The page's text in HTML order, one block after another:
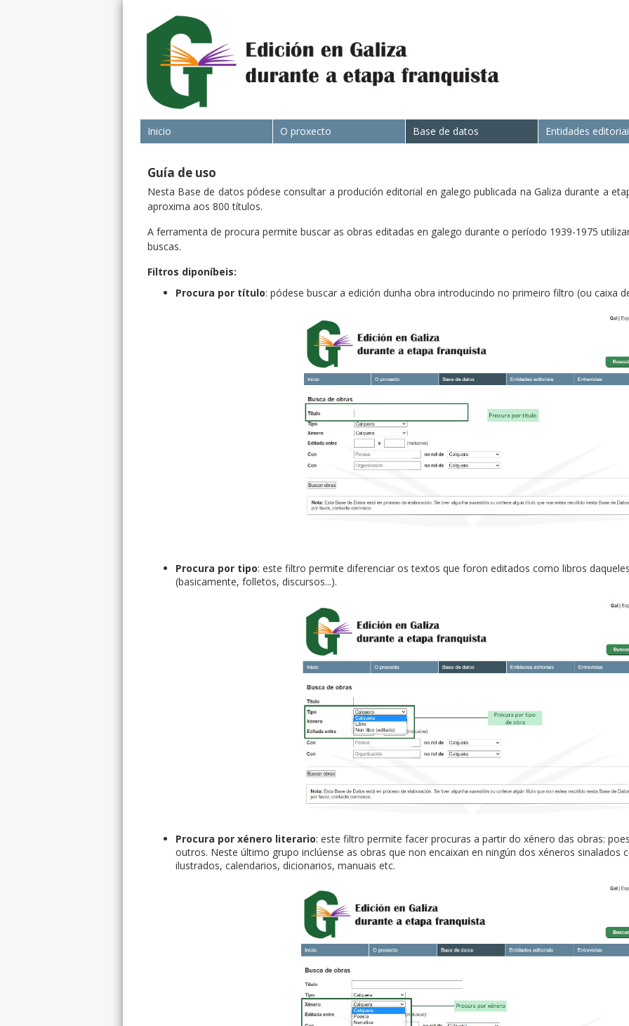
Inicio O proxecto Base de datos Entidades
Guía de uso
Nesta Base de datos pódese consultar a produción editorial en galego publicada na Galiza durante a
aproxima aos 800 títulos.
A ferramenta de procura permite buscar as obras editadas en galego durante o período 1939-1975
buscas.
Filtros diponíbeis:
Procura por título: pódese buscar a edición dunha obra introducindo no primeiro filtro (ou caixa
Procura por tipo: este filtro permite diferenciar os textos que foron editados como libros
(basicamente, folletos, discursos...).
Procura por xénero literario: este filtro permite facer procuras a partir do xénero das obras:
outros. Neste último grupo inclúense as obras que non encaixan en ningún dos xéneros sinalados
ilustrados, calendarios, dicionarios, manuais etc.